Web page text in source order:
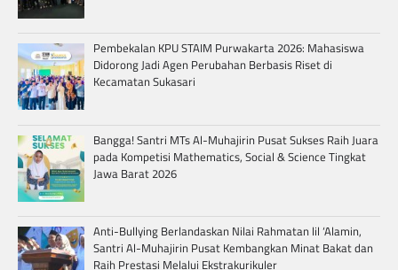
Pembekalan KPU STAIM Purwakarta 2026: Mahasiswa
Didorong Jadi Agen Perubahan Berbasis Riset di
Kecamatan Sukasari
Bangga! Santri MTs Al-Muhajirin Pusat Sukses Raih Juara
pada Kompetisi Mathematics, Social & Science Tingkat
Jawa Barat 2026
Anti-Bullying Berlandaskan Nilai Rahmatan lil ‘Alamin,
Santri Al-Muhajirin Pusat Kembangkan Minat Bakat dan
Raih Prestasi Melalui Ekstrakurikuler